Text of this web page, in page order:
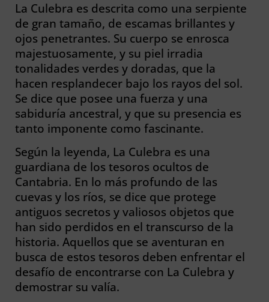
La Culebra es descrita como una serpiente
de gran tamaño, de escamas brillantes y
ojos penetrantes. Su cuerpo se enrosca
majestuosamente, y su piel irradia
tonalidades verdes y doradas, que la
hacen resplandecer bajo los rayos del sol.
Se dice que posee una fuerza y una
sabiduría ancestral, y que su presencia es
tanto imponente como fascinante.
Según la leyenda, La Culebra es una
guardiana de los tesoros ocultos de
Cantabria. En lo más profundo de las
cuevas y los ríos, se dice que protege
antiguos secretos y valiosos objetos que
han sido perdidos en el transcurso de la
historia. Aquellos que se aventuran en
busca de estos tesoros deben enfrentar el
desafío de encontrarse con La Culebra y
demostrar su valía.